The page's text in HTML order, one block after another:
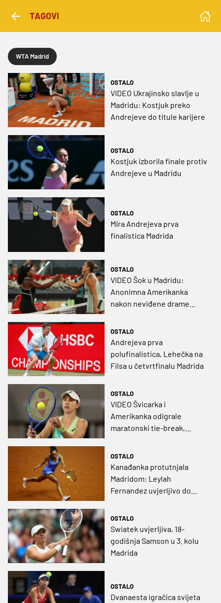
TAGOVI
WTA Madrid
OSTALO
VIDEO Ukrajinsko slavlje u
Madridu: Kostjuk preko
Andrejeve do titule karijere
OSTALO
Kostjuk izborila finale protiv
Andrejeve u Madridu
OSTALO
Mira Andrejeva prva
finalistica Madrida
OSTALO
VIDEO Šok u Madridu:
Anonimna Amerikanka
nakon neviđene drame
OSTALO
Andrejeva prva
polufinalistica, Lehečka na
Filsa u četvrtfinalu Madrida
OSTALO
VIDEO Švicarka i
Amerikanka odigrale
maratonski tie-break,
OSTALO
Kanađanka protutnjala
Madridom: Leylah
Fernandez uvjerljivo do
OSTALO
Swiatek uvjerljiva, 18-
godišnja Samson u 3. kolu
Madrida
OSTALO
Dvanaesta igračica svijeta